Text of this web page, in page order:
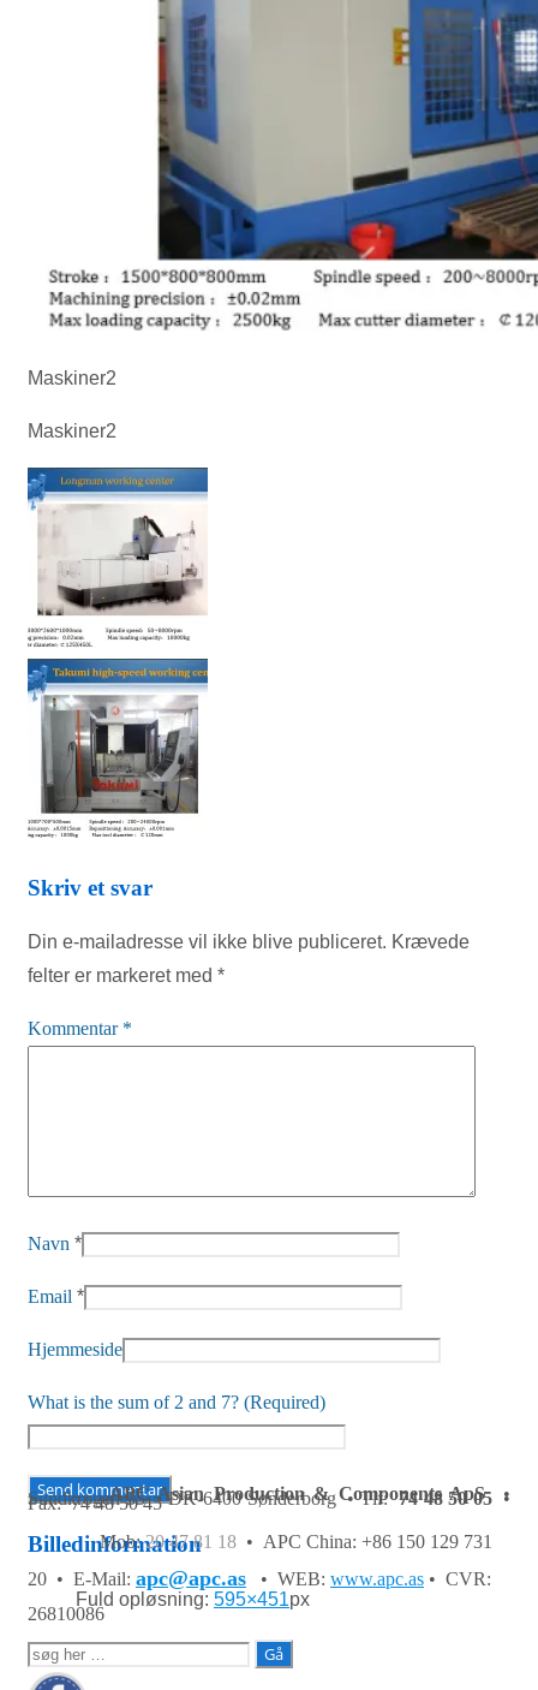
Maskiner2
Maskiner2
Skriv et svar
Din e-mailadresse vil ikke blive publiceret. Krævede
felter er markeret med *
Kommentar *
Navn *
Email *
Hjemmeside
What is the sum of 2 and 7? (Required)
Billedinformation
Fuld opløsning: 595×451px
APC Asian Production & Components ApS•
Sundkrogen 35 • DK-6400 Sønderborg • Tlf:74 48 50 05•
Fax: 74 48 50 45
Mob:20 47 81 18 • APC China: +86 150 129 731
20 • E-Mail: apc@apc.as • WEB: www.apc.as • CVR:
26810086
Søg
efter: